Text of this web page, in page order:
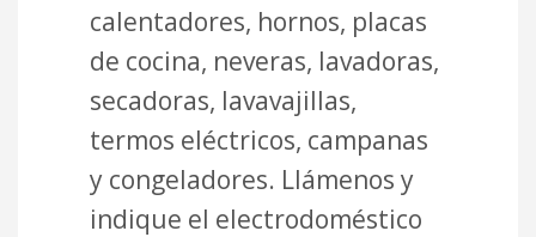
calentadores, hornos, placas
de cocina, neveras, lavadoras,
secadoras, lavavajillas,
termos eléctricos, campanas
y congeladores. Llámenos y
indique el electrodoméstico